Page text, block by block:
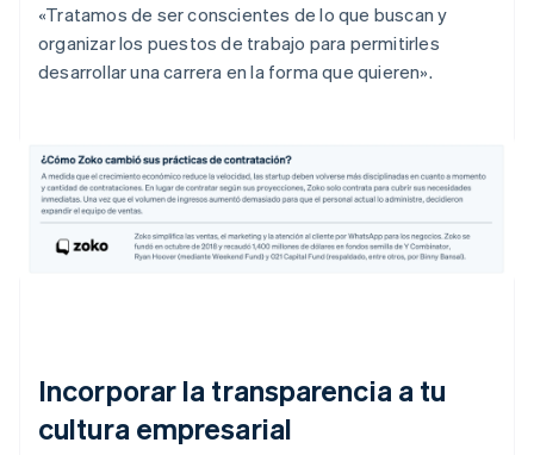
«Tratamos de ser conscientes de lo que buscan y
organizar los puestos de trabajo para permitirles
desarrollar una carrera en la forma que quieren».
Incorporar la transparencia a tu
cultura empresarial